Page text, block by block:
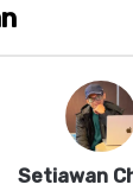
Setiawan